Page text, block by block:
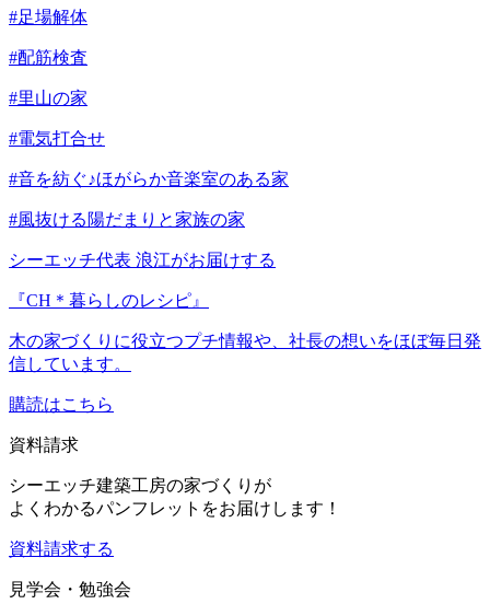
#足場解体
#配筋検査
#里山の家
#電気打合せ
#音を紡ぐ♪ほがらか音楽室のある家
#風抜ける陽だまりと家族の家
シーエッチ代表 浪江がお届けする
『CH＊暮らしのレシピ』
木の家づくりに役立つプチ情報や、社長の想いをほぼ毎日発
信しています。
購読はこちら
資料請求
シーエッチ建築工房の家づくりが
よくわかるパンフレットをお届けします！
資料請求する
見学会・勉強会